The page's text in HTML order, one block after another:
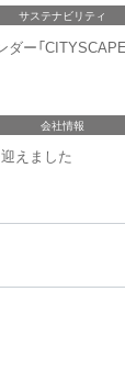
サステナビリティ
ー「
会社情報
えました